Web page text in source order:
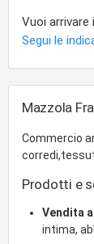
Vuoi arrivare
Segui le
Mazzola
Commercio
corredi,tessuti
Prodotti e
Vendita
intima,